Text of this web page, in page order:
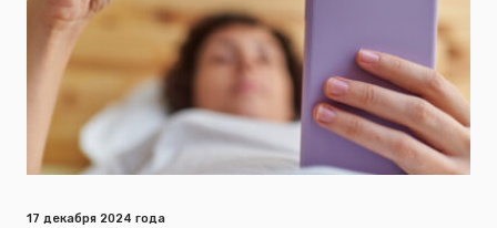
17 декабря 2024 года